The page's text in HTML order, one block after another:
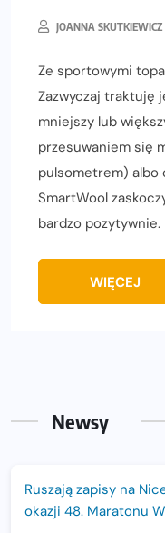
JOANNA SKUTKIEWICZ
Ze sportowymi
Zazwyczaj traktuję
mniejszy lub
przesuwaniem się
pulsometrem) albo
SmartWool
bardzo pozytywnie.
WIĘCEJ
Newsy
Ruszają zapisy na
okazji 48. Maratonu